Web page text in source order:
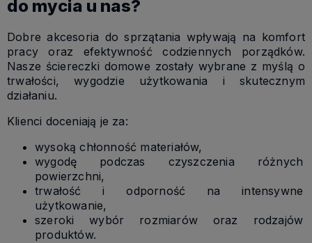
do mycia u nas?
Dobre akcesoria do sprzątania wpływają na komfort
pracy oraz efektywność codziennych porządków.
Nasze ściereczki domowe zostały wybrane z myślą o
trwałości, wygodzie użytkowania i skutecznym
działaniu.
Klienci doceniają je za:
wysoką chłonność materiałów,
wygodę podczas czyszczenia różnych
powierzchni,
trwałość i odporność na intensywne
użytkowanie,
szeroki wybór rozmiarów oraz rodzajów
produktów.